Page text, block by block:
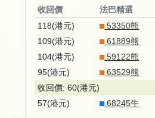
股
證
/
牛
熊
證
收回價 法巴精選
118(港元)
53350熊
109(港元)
61889熊
104(港元)
59122熊
95(港元)
63529熊
收回價: 60(港元)
57(港元)
68245牛